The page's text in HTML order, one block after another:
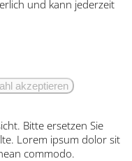
und kann jederzeit
Bitte ersetzen Sie
Lorem ipsum dolor sit
commodo.